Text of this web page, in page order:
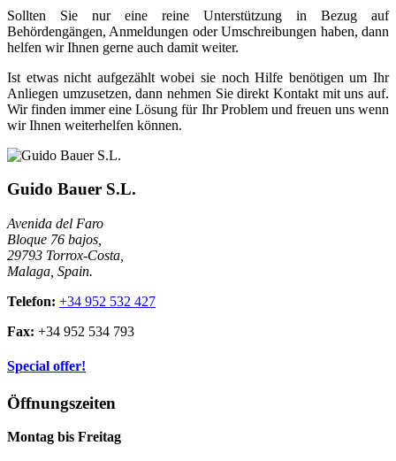
Sollten Sie nur eine reine Unterstützung in Bezug auf
Behördengängen, Anmeldungen oder Umschreibungen haben, dann
helfen wir Ihnen gerne auch damit weiter.
Ist etwas nicht aufgezählt wobei sie noch Hilfe benötigen um Ihr
Anliegen umzusetzen, dann nehmen Sie direkt Kontakt mit uns auf.
Wir finden immer eine Lösung für Ihr Problem und freuen uns wenn
wir Ihnen weiterhelfen können.
Guido Bauer S.L.
Avenida del Faro
Bloque 76 bajos,
29793 Torrox-Costa,
Malaga, Spain.
Telefon: +34 952 532 427
Fax: +34 952 534 793
Special offer!
Öffnungszeiten
Montag bis Freitag